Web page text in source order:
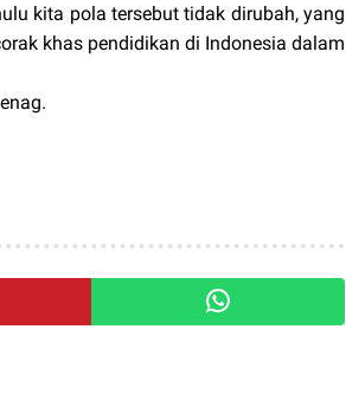
kita pola tersebut tidak dirubah, yang
khas pendidikan di Indonesia dalam